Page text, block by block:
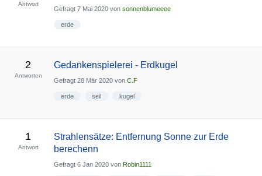
Antwort
Gefragt 7 Mai 2020 von sonnenblumeeee
erde
2
Antworten
Gedankenspielerei - Erdkugel
Gefragt 28 Mär 2020 von C.F
erde seil kugel
1
Antwort
Strahlensätze: Entfernung Sonne zur Erde
berechenn
Gefragt 6 Jan 2020 von Robin1111